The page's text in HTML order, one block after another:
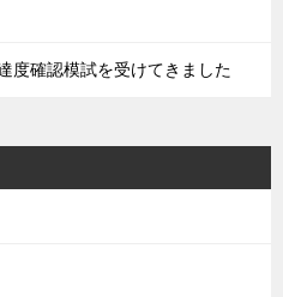
度確認模試を受けてきました